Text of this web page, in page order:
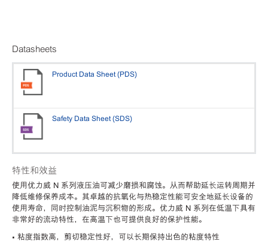
Datasheets
Product Data Sheet (PDS)
Safety Data Sheet (SDS)
特性和效益
使用优力威 N 系列液压油可减少磨损和腐蚀。从而帮助延长运转周期并
降低维修保养成本。其卓越的抗氧化与热稳定性能可安全地延长设备的
使用寿命，同时控制油泥与沉积物的形成。优力威 N 系列在低温下具有
非常好的流动特性，在高温下也可提供良好的保护性能。
• 粘度指数高，剪切稳定性好，可以长期保持出色的粘度特性